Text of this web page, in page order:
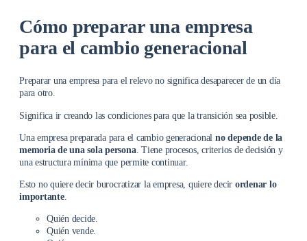
Cómo preparar una empresa
para el cambio generacional
Preparar una empresa para el relevo no significa desaparecer de un día
para otro.
Significa ir creando las condiciones para que la transición sea posible.
Una empresa preparada para el cambio generacional no depende de la
memoria de una sola persona. Tiene procesos, criterios de decisión y
una estructura mínima que permite continuar.
Esto no quiere decir burocratizar la empresa, quiere decir ordenar lo
importante.
Quién decide.
Quién vende.